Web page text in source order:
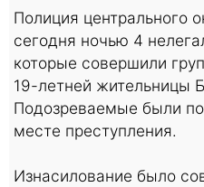
Полиция центрального
сегодня ночью 4
которые совершили
19-летней жительницы
Подозреваемые были
месте преступления.
Изнасилование было